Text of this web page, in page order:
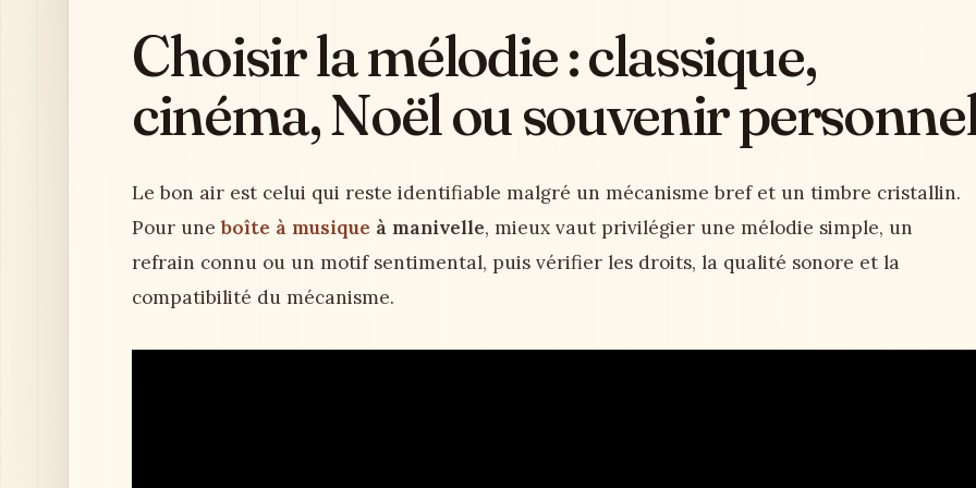
Choisir la mélodie : classique,
cinéma, Noël ou souvenir
Le bon air est celui qui reste identifiable malgré un mécanisme bref et un timbre cristallin.
Pour uneboîte à musique à manivelle, mieux vaut privilégier une mélodie simple, un
refrain connu ou un motif sentimental, puis vérifier les droits, la qualité sonore et la
compatibilité du mécanisme.